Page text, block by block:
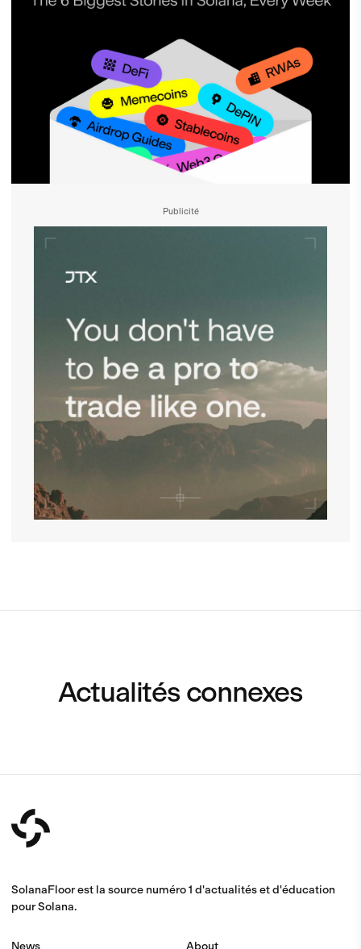
Publicité
Actualités connexes
SolanaFloor est la source numéro 1 d'actualités et d'éducation
pour Solana.
News About